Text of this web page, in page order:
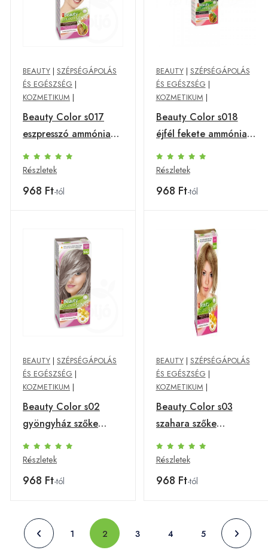
BEAUTY | SZÉPSÉGÁPOLÁS
ÉS EGÉSZSÉG |
KOZMETIKUM |
Beauty Color s017
eszpresszó ammónia
ment.növ.hajfesték
Részletek
968 Ft-tól
BEAUTY| SZÉPSÉGÁPOLÁS
ÉS EGÉSZSÉG |
KOZMETIKUM |
Beauty Color s018
éjfél fekete ammónia
ment.növ.hajfesték
Részletek
968 Ft-tól
BEAUTY | SZÉPSÉGÁPOLÁS
ÉS EGÉSZSÉG |
KOZMETIKUM |
Beauty Color s02
gyöngyház szőke
ammónia
ment.növ.hajfesték
Részletek
968 Ft-tól
BEAUTY| SZÉPSÉGÁPOLÁS
ÉS EGÉSZSÉG |
KOZMETIKUM |
Beauty Color s03
szahara szőke
ammónia
ment.növ.hajfesték
Részletek
968 Ft-tól
1 2 3 4 5